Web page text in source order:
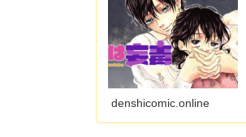
denshicomic.online